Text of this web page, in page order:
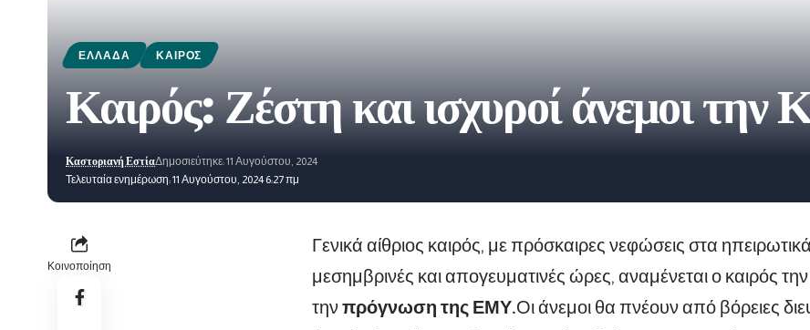
ΕΛΛΆΔΑ ΚΑΙΡΌΣ
Καιρός: Ζέστη και ισχυροί άνεμοι την
Τελευταία ενημέρωση: 11 Αυγούστου, 2024 6:27 πμ
Καστοριανή ΕστίαΔημοσιεύτηκε: 11 Αυγούστου, 2024
Κοινοποίηση
Γενικά αίθριος καιρός, με πρόσκαιρες νεφώσεις στα
μεσημβρινές και απογευματινές ώρες, αναμένεται ο καιρός
τηνπρόγνωση της ΕΜΥ.Οι άνεμοι θα πνέουν από βόρειες